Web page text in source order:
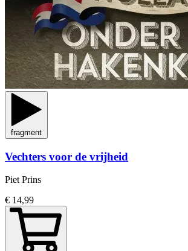
fragment
Vechters voor de vrijheid
Piet Prins
€ 14,99